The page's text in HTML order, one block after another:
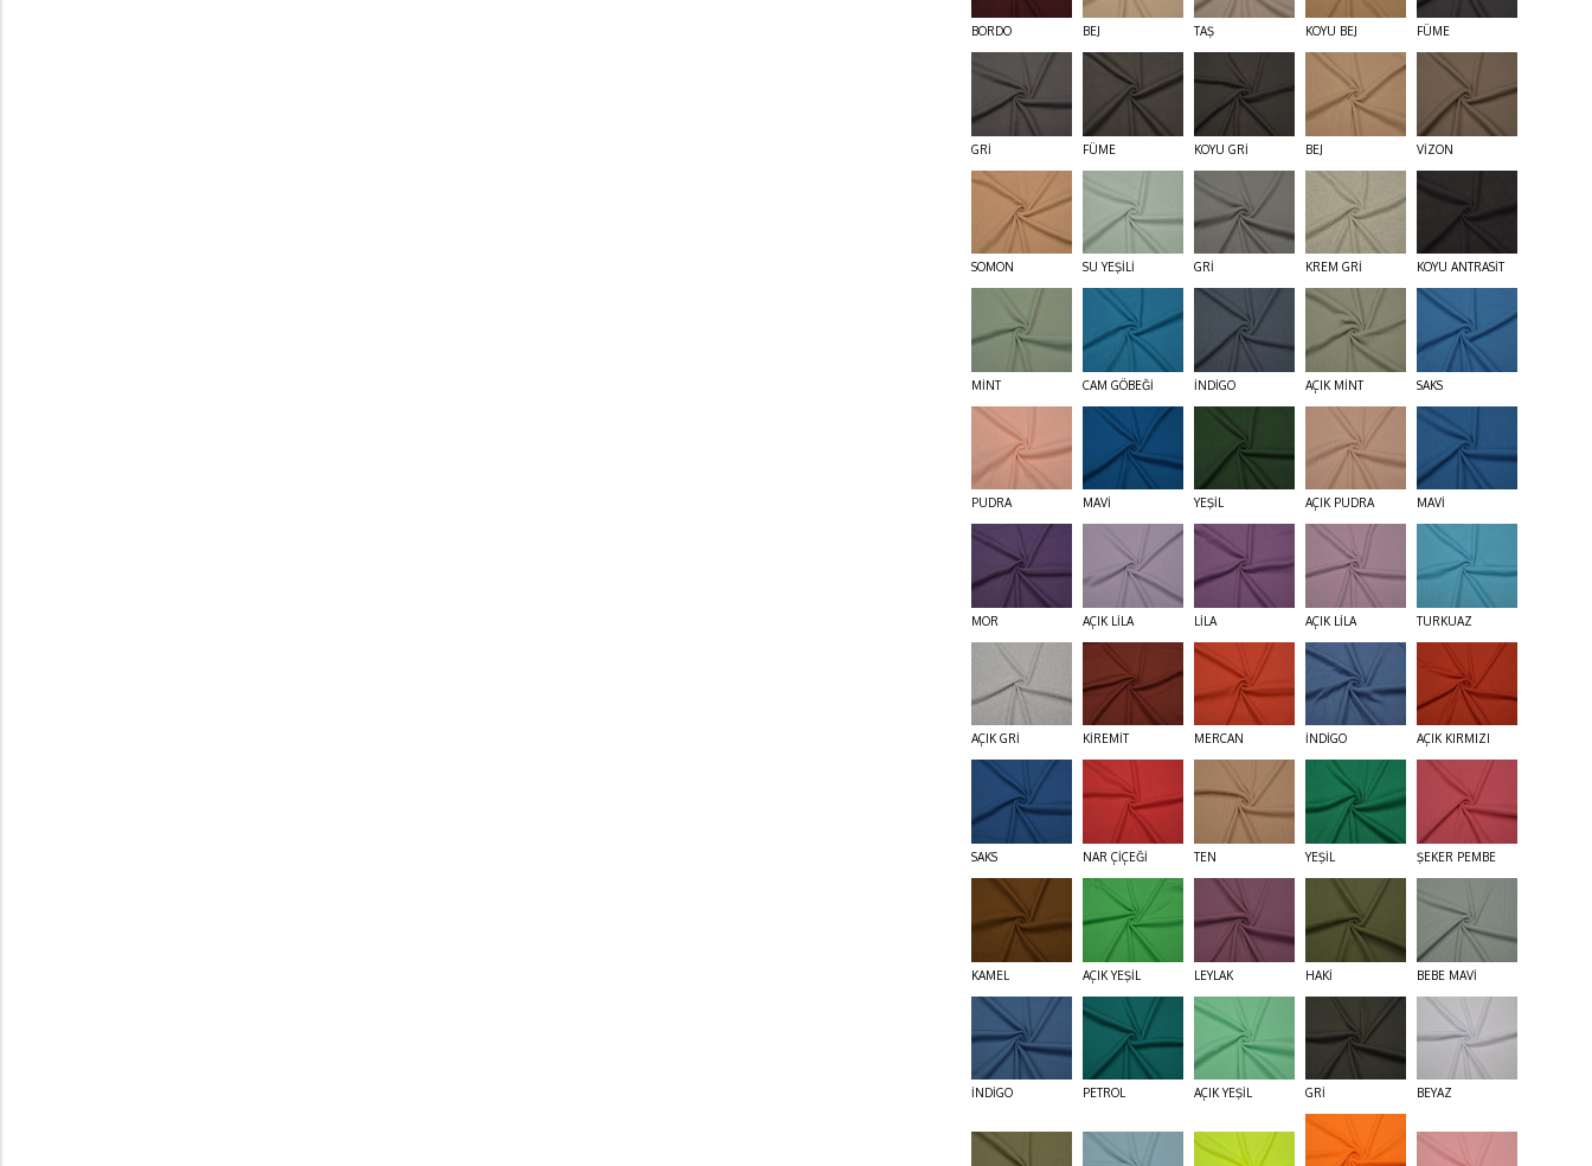
BORDO BEJ TAŞ KOYU BEJ FÜME
GRİ FÜME KOYU GRİ BEJ VİZON
SOMON SU YEŞİLİ GRİ KREM GRİ KOYU ANTRASİT
MİNT CAM GÖBEĞİ İNDİGO AÇIK MİNT SAKS
PUDRA MAVİ YEŞİL AÇIK PUDRA MAVİ
MOR AÇIK LİLA LİLA AÇIK LİLA TURKUAZ
AÇIK GRİ KİREMİT MERCAN İNDİGO AÇIK KIRMIZI
SAKS NAR ÇİÇEĞİ TEN YEŞİL ŞEKER PEMBE
KAMEL AÇIK YEŞİL LEYLAK HAKİ BEBE MAVİ
İNDİGO PETROL AÇIK YEŞİL GRİ BEYAZ